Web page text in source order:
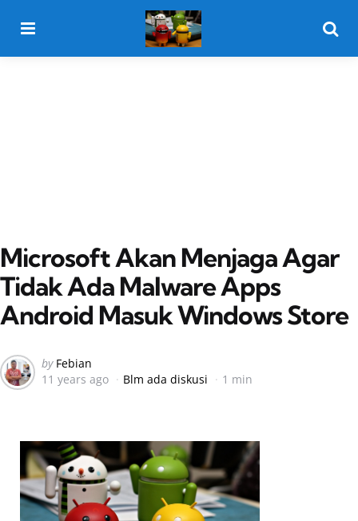
Microsoft Akan Menjaga Agar
Tidak Ada Malware Apps
Android Masuk Windows Store
Posted
by
by Febian
11 years ago
Blm ada diskusi 1 min